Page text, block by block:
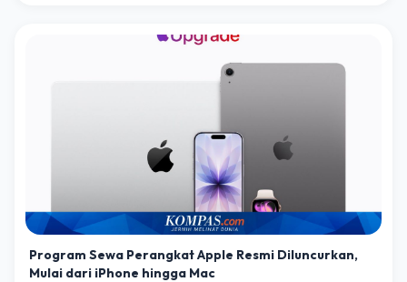
Program Sewa Perangkat Apple Resmi Diluncurkan,
Mulai dari iPhone hingga Mac